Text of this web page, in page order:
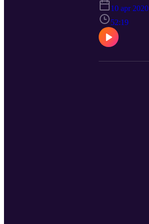
10 apr 2020
52:19